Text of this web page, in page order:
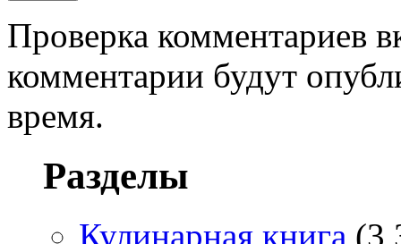
Проверка комментариев
комментарии будут
время.
Разделы
Кулинарная книга (3